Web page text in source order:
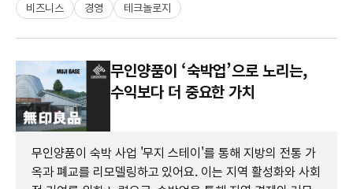
비즈니스 경영 테크놀로지
무인양품이 ‘숙박업’으로 노리는,
수익보다 더 중요한 가치
무인양품이 숙박 사업 '무지 스테이'를 통해 지방의 전통 가
옥과 폐교를 리모델링하고 있어요. 이는 지역 활성화와 사회